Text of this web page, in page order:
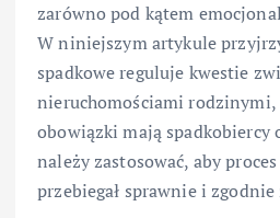
zarówno pod kątem
W niniejszym artykule
spadkowe reguluje kwestie
nieruchomościami rodzinymi,
obowiązki mają spadkobiercy
należy zastosować, aby
przebiegał sprawnie i zgodnie